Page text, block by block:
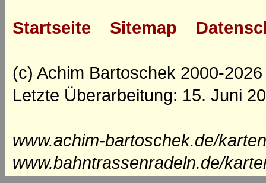
Startseite Sitemap
(c) Achim Bartoschek 2000-2026
Letzte Überarbeitung: 15. Juni
www.achim-bartoschek.de/
www.bahntrassenradeln.de/